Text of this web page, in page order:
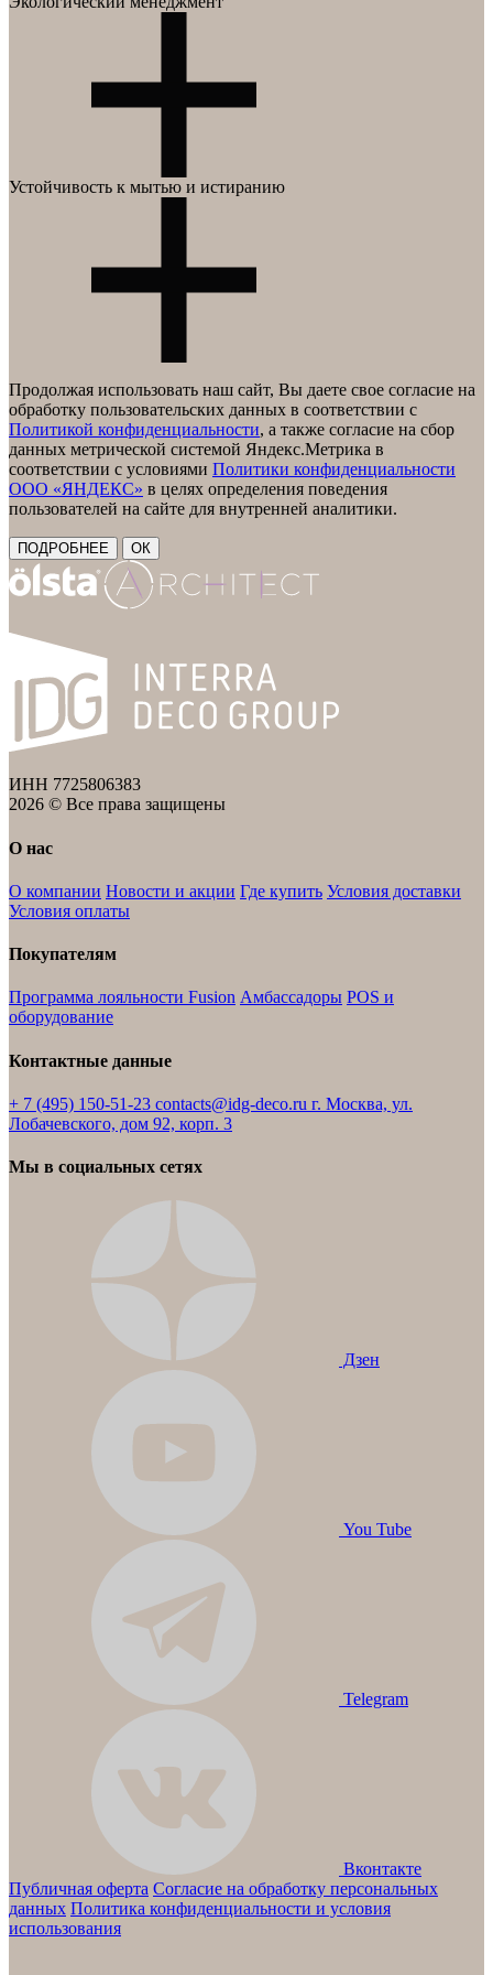
Безопасность
Устойчивость к мытью и истиранию
через 28 дней после окрашивания
Продолжая использовать наш сайт, Вы даете свое согласие на
обработку пользовательских данных в соответствии с
Политикой конфиденциальности, а также согласие на сбор
данных метрической системой Яндекс.Метрика в
соответствии с условиями Политики конфиденциальности
ООО «ЯНДЕКС» в целях определения поведения
пользователей на сайте для внутренней аналитики.
ПОДРОБНЕЕ ОК
ИНН 7725806383
2026 © Все права защищены
О нас
О компании Новости и акции Где купить Условия доставки
Условия оплаты
Покупателям
Программа лояльности Fusion Амбассадоры POS и
оборудование
Контактные данные
+ 7 (495) 150-51-23 contacts@idg-deco.ru г. Москва, ул.
Лобачевского, дом 92, корп. 3
Мы в социальных сетях
Дзен
You Tube
Telegram
Вконтакте
Публичная оферта Согласие на обработку персональных
данных Политика конфиденциальности и условия
использования